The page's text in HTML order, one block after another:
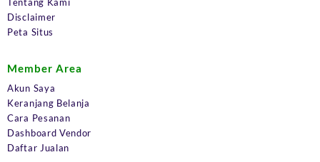
Disclaimer
Peta Situs
Member Area
Akun Saya
Keranjang Belanja
Cara Pesanan
Dashboard Vendor
Daftar Jualan